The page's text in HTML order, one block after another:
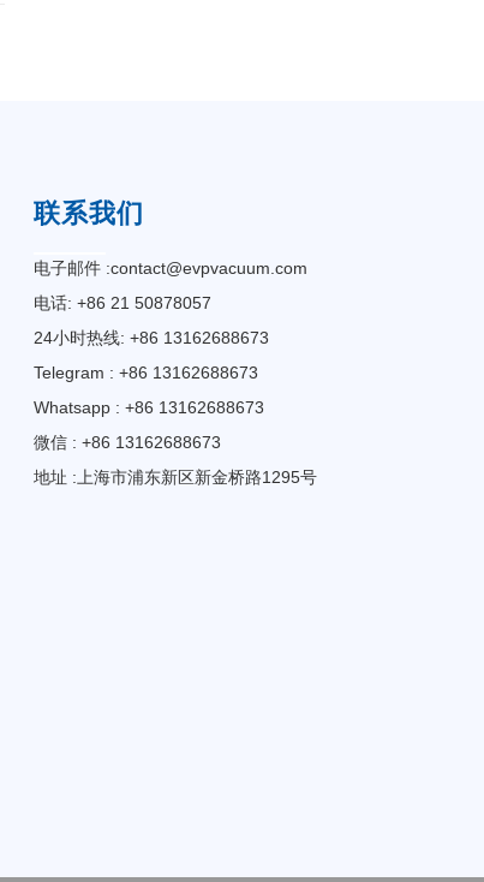
联系我们
电子邮件 :contact@evpvacuum.com
电话: +86 21 50878057
24小时热线: +86 13162688673
Telegram : +86 13162688673
Whatsapp : +86 13162688673
微信 : +86 13162688673
地址 :上海市浦东新区新金桥路1295号